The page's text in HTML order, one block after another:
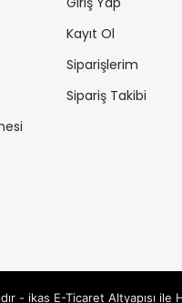
Kayıt Ol
Siparişlerim
Sipariş Takibi
- ikas E-Ticaret Altyapısı ile